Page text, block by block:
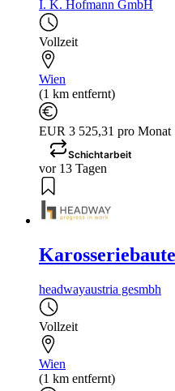
I. K. Hofmann GmbH
Vollzeit
Wien
(1 km entfernt)
EUR 3 525,31 pro Monat
Schichtarbeit
vor 13 Tagen
headwayaustria gesmbh
Vollzeit
Wien
(1 km entfernt)